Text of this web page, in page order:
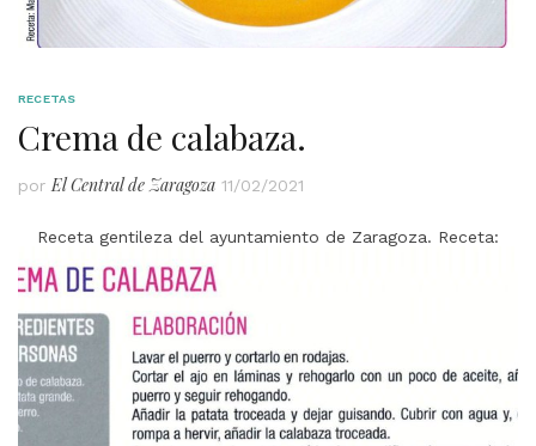
RECETAS
Crema de calabaza.
por El Central de Zaragoza 11/02/2021
Receta gentileza del ayuntamiento de Zaragoza. Receta:
Maite Fernández. Fotografía: Gabi Orte Chilindrón